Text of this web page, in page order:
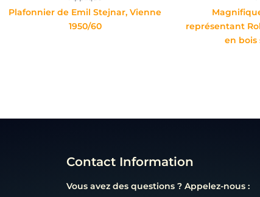
Plafonnier de Emil Stejnar, Vienne
1950/60
représentant
en bois
Contact Information
Vous avez des questions ? Appelez-nous :